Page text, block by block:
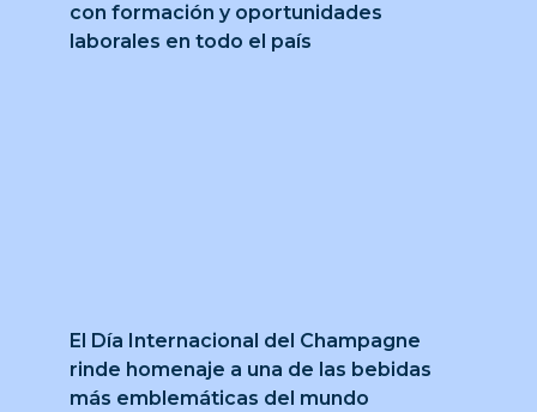
con formación y oportunidades
laborales en todo el país
El Día Internacional del Champagne
rinde homenaje a una de las bebidas
más emblemáticas del mundo